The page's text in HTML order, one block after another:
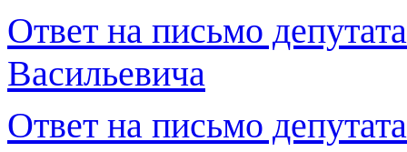
Ответ на письмо
Васильевича
Ответ на письмо